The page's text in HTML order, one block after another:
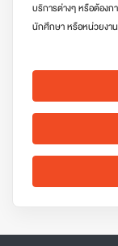
บริการต่างๆ หรือต้องก
นักศึกษา หรือหน่วยงา